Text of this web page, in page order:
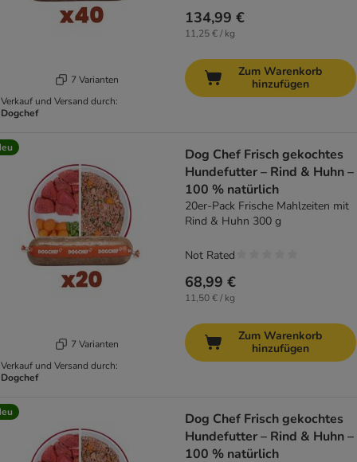
7 Varianten
Verkauf und Versand durch:
Dogchef
134,99 €
11,25 € / kg
Zum Warenkorb
hinzufügen
7 Varianten
Verkauf und Versand durch:
Dogchef
Dog Chef Frisch gekochtes
Hundefutter – Rind & Huhn –
100 % natürlich
20er-Pack Frische Mahlzeiten mit
Rind & Huhn 300 g
68,99 €
11,50 € / kg
Not Rated
Zum Warenkorb
hinzufügen
Dog Chef Frisch gekochtes
Hundefutter – Rind & Huhn –
100 % natürlich